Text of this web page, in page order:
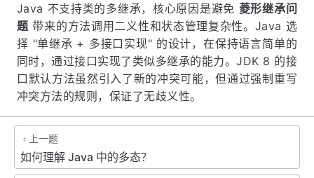
Java 不支持类的多继承，核心原因是避免 菱形继承问
题带来的方法调用二义性和状态管理复杂性。Java 选
择 "单继承 + 多接口实现" 的设计，在保持语言简单的
同时，通过接口实现了类似多继承的能力。JDK 8 的接
口默认方法虽然引入了新的冲突可能，但通过强制重写
冲突方法的规则，保证了无歧义性。
上一题
如何理解 Java 中的多态？